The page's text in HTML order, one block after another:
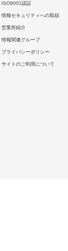
ISO9001認証
情報セキュリティへの取組
営業所紹介
情報関連グループ
プライバシーポリシー
サイトのご利用について